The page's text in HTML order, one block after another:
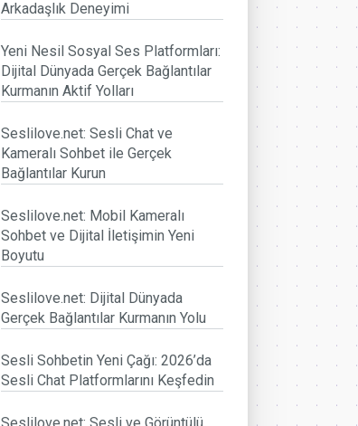
Arkadaşlık Deneyimi
Yeni Nesil Sosyal Ses Platformları:
Dijital Dünyada Gerçek Bağlantılar
Kurmanın Aktif Yolları
Seslilove.net: Sesli Chat ve
Kameralı Sohbet ile Gerçek
Bağlantılar Kurun
Seslilove.net: Mobil Kameralı
Sohbet ve Dijital İletişimin Yeni
Boyutu
Seslilove.net: Dijital Dünyada
Gerçek Bağlantılar Kurmanın Yolu
Sesli Sohbetin Yeni Çağı: 2026’da
Sesli Chat Platformlarını Keşfedin